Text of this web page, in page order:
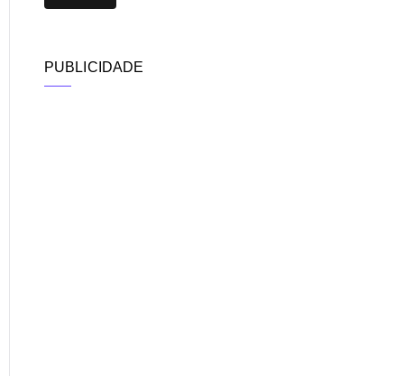
PUBLICIDADE